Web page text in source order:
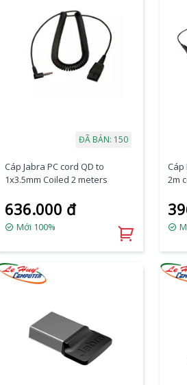
ĐÃ BÁN: 150
Cáp Jabra PC cord QD to
1x3.5mm Coiled 2 meters
636.000 đ
Mới 100%
Cáp
2m